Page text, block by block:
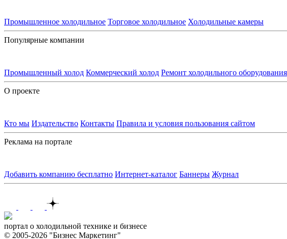
Промышленное холодильное Торговое холодильное Холодильные камеры
Популярные компании
Промышленный холод Коммерческий холод Ремонт холодильного оборудования
О проекте
Кто мы Издательство Контакты Правила и условия пользования сайтом
Реклама на портале
Добавить компанию бесплатно Интернет-каталог Баннеры Журнал
портал о холодильной технике и бизнесе
© 2005-2026 "Бизнес Маркетинг"